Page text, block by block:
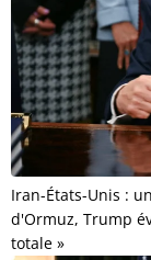
Iran-États-Unis :
d'Ormuz, Trump
totale »